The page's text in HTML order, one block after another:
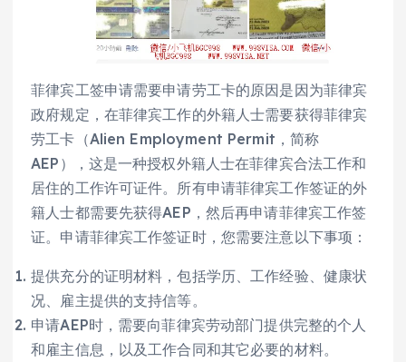
菲律宾工签申请需要申请劳工卡的原因是因为菲律宾
政府规定，在菲律宾工作的外籍人士需要获得菲律宾
劳工卡（Alien Employment Permit，简称
AEP），这是一种授权外籍人士在菲律宾合法工作和
居住的工作许可证件。所有申请菲律宾工作签证的外
籍人士都需要先获得AEP，然后再申请菲律宾工作签
证。申请菲律宾工作签证时，您需要注意以下事项：
提供充分的证明材料，包括学历、工作经验、健康状
况、雇主提供的支持信等。
申请AEP时，需要向菲律宾劳动部门提供完整的个人
和雇主信息，以及工作合同和其它必要的材料。